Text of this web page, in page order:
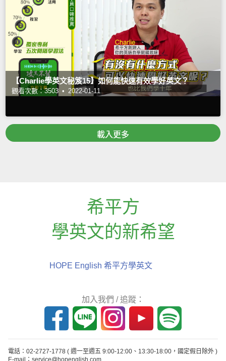
【Charlie學英文秘笈15】如何能快速有效學好英文？
觀看次數：3503 • 2022-01-11
載入更多
希平方
學英文的新希望
HOPE English 希平方學英文
加入我們 / 追蹤：
電話：02-2727-1778 ( 週一至週五 9:00-12:00、13:30-18:00，國定假日除外 )
E-mail：service@hopenglish.com